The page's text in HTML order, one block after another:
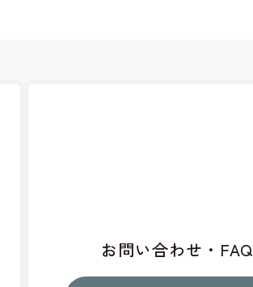
お問い合わせ・FAQ